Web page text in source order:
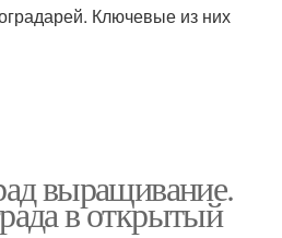
Ключевые из них
выращивание.
в открытый